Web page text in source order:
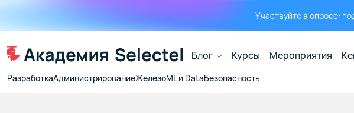
Участвуйте в опросе:
Блог Курсы Мероприятия
РазработкаАдминистрированиеЖелезоML и DataБезопасность